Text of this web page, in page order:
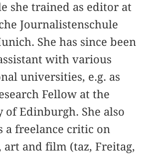
she trained as editor at
Journalistenschule
She has since been
with various
universities, e.g. as
Fellow at the
of Edinburgh. She also
a freelance critic on
and film (taz, Freitag,